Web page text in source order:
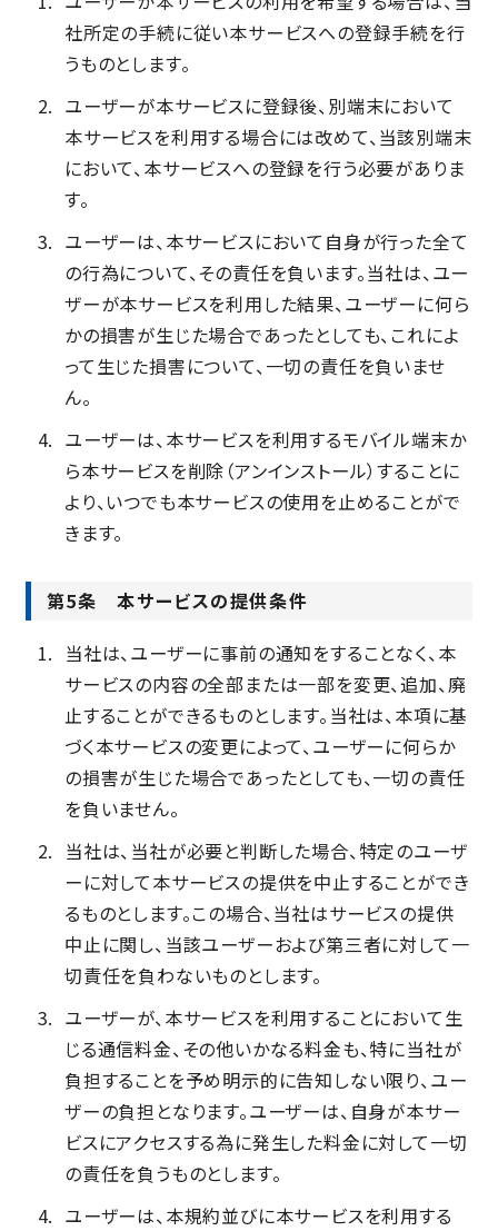
社所定の手続に従い本サービスへの登録手続を行
うものとします。
ユーザーが本サービスに登録後、別端末において
本サービスを利用する場合には改めて、当該別端末
において、本サービスへの登録を行う必要がありま
す。
ユーザーは、本サービスにおいて自身が行った全て
の行為について、その責任を負います。当社は、ユー
ザーが本サービスを利用した結果、ユーザーに何ら
かの損害が生じた場合であったとしても、これによ
って生じた損害について、一切の責任を負いませ
ん。
ユーザーは、本サービスを利用するモバイル端末か
ら本サービスを削除（アンインストール）することに
より、いつでも本サービスの使用を止めることがで
きます。
第5条 本サービスの提供条件
当社は、ユーザーに事前の通知をすることなく、本
サービスの内容の全部または一部を変更、追加、廃
止することができるものとします。当社は、本項に基
づく本サービスの変更によって、ユーザーに何らか
の損害が生じた場合であったとしても、一切の責任
を負いません。
当社は、当社が必要と判断した場合、特定のユーザ
ーに対して本サービスの提供を中止することができ
るものとします。この場合、当社はサービスの提供
中止に関し、当該ユーザーおよび第三者に対して一
切責任を負わないものとします。
ユーザーが、本サービスを利用することにおいて生
じる通信料金、その他いかなる料金も、特に当社が
負担することを予め明示的に告知しない限り、ユー
ザーの負担となります。ユーザーは、自身が本サー
ビスにアクセスする為に発生した料金に対して一切
の責任を負うものとします。
ユーザーは、本規約並びに本サービスを利用する